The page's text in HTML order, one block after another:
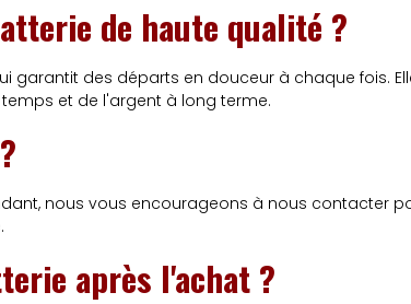
de haute qualité ?
garantit des départs en douceur à chaque fois.
et de l'argent à long terme.
nous vous encourageons à nous contacter
après l'achat ?